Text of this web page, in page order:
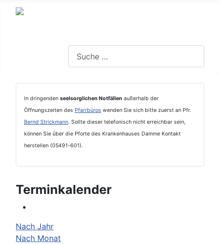
In dringenden seelsorglichen Notfällen außerhalb der
Öffnungszeiten des Pfarrbüros wenden Sie sich bitte zuerst an Pfr.
Bernd Strickmann. Sollte dieser telefonisch nicht erreichbar sein,
können Sie über die Pforte des Krankenhauses Damme Kontakt
herstellen (05491-601).
Terminkalender
Nach Jahr
Nach Monat